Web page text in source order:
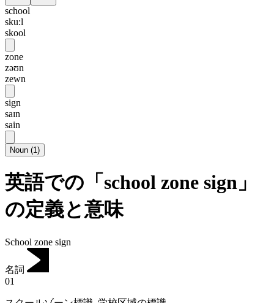
school
sku:l
skool
zone
zəʊn
zewn
sign
saɪn
sain
Noun (1)
英語での「school zone sign」
の定義と意味
School zone sign
名詞
01